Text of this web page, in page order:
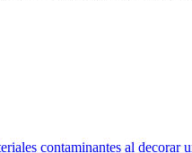
contaminantes al decorar